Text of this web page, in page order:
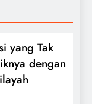
yang Tak
dengan